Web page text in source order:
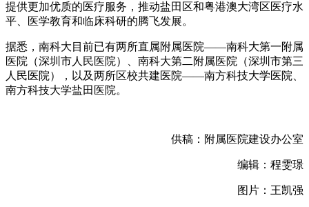
提供更加优质的医疗服务，推动盐田区和粤港澳大湾区医疗水
平、医学教育和临床科研的腾飞发展。
据悉，南科大目前已有两所直属附属医院——南科大第一附属
医院（深圳市人民医院）、南科大第二附属医院（深圳市第三
人民医院），以及两所区校共建医院——南方科技大学医院、
南方科技大学盐田医院。
供稿：附属医院建设办公室
编辑：程雯璟
图片：王凯强